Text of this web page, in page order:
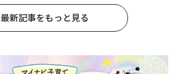
最新記事をもっと見る